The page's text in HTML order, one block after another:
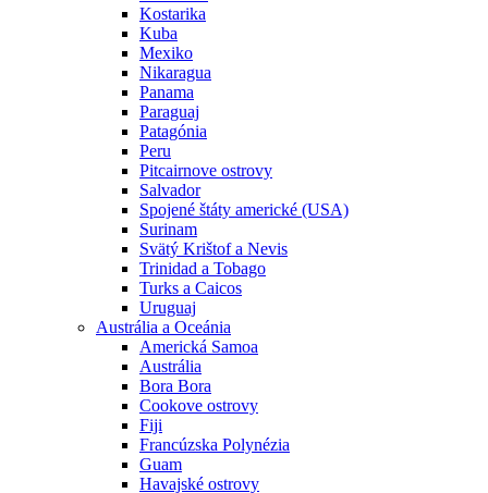
Kostarika
Kuba
Mexiko
Nikaragua
Panama
Paraguaj
Patagónia
Peru
Pitcairnove ostrovy
Salvador
Spojené štáty americké (USA)
Surinam
Svätý Krištof a Nevis
Trinidad a Tobago
Turks a Caicos
Uruguaj
Austrália a Oceánia
Americká Samoa
Austrália
Bora Bora
Cookove ostrovy
Fiji
Francúzska Polynézia
Guam
Havajské ostrovy